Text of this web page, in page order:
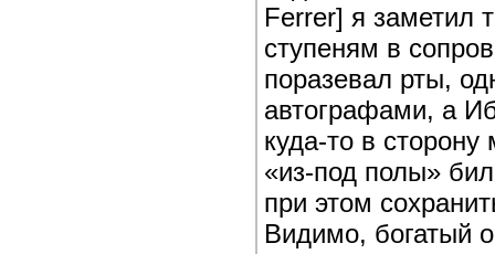
Ferrer] я заметил
ступеням в
поразевал рты,
автографами, а
куда-то в
«из-под полы»
при этом
Видимо, богатый